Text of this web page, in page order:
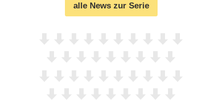
alle News zur Serie